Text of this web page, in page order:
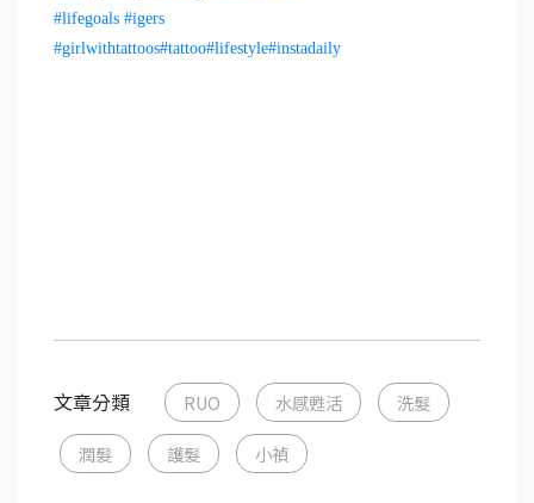
#lifegoals #igers
#girlwithtattoos#tattoo#lifestyle#instadaily
文章分類 RUO 水感甦活 洗髮
潤髮 護髮 小禎